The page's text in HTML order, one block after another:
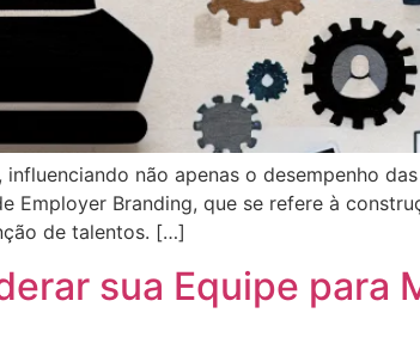
não apenas o desempenho
Branding, que se refere à
de talentos. […]
sua Equipe para